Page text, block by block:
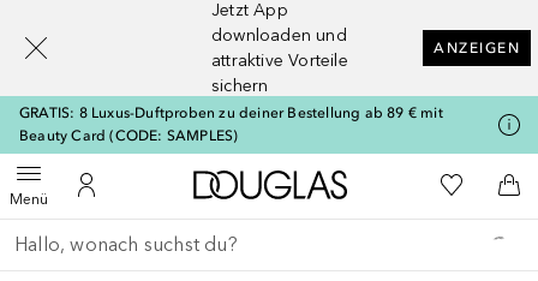
Jetzt App
downloaden und
attraktive Vorteile
sichern
ANZEIGEN
GRATIS: 8 Luxus-Duftproben zu deiner Bestellung ab 89 € mit
Beauty Card (CODE: SAMPLES)
MenüMenü öffnenZu Meinem Kundenkonto
Zur Douglas Startseite
Zu Meiner
Gehe zurück
Suche ausführen
[navigation.slideout.screenreader]